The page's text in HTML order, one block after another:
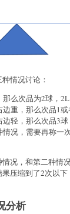
情况讨论：
么次品为2球，2L
重，那么次品1或
轻，那么次品3球
情况，需要再称一
况，和第二种情
压缩到了2次以
分析